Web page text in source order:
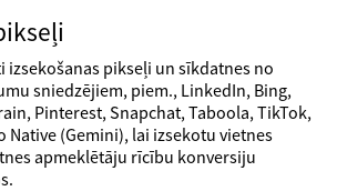
izsekošanas pikseļi un sīkdatnes no
sniedzējiem, piem., LinkedIn, Bing,
Pinterest, Snapchat, Taboola, TikTok,
Native (Gemini), lai izsekotu vietnes
apmeklētāju rīcību konversiju